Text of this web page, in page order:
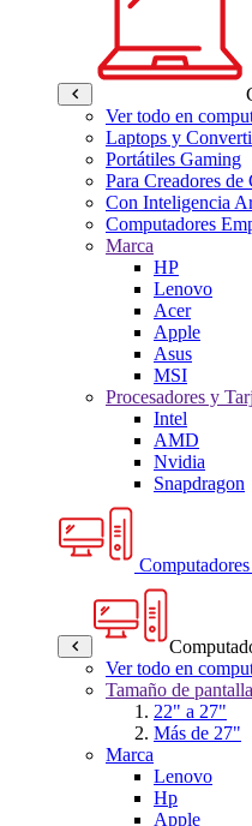
Ver todo en
Laptops y
Portátiles Gaming
Para Creadores de
Con Inteligencia
Computadores
Marca
HP
Lenovo
Acer
Apple
Asus
MSI
Procesadores y
Intel
AMD
Nvidia
Snapdragon
Ver todo en
Tamaño de pantalla
22" a 27"
Más de 27"
Marca
Lenovo
Hp
Apple